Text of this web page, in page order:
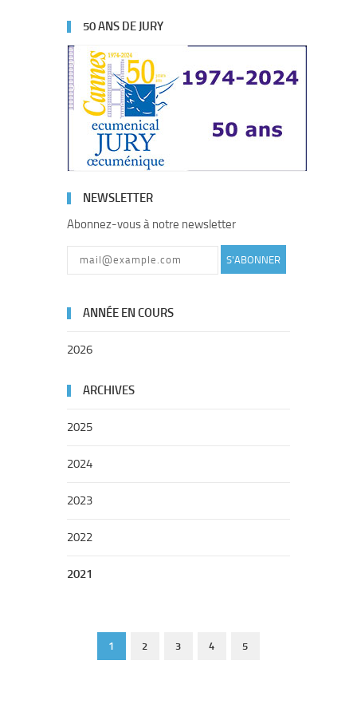
50 ANS DE JURY
NEWSLETTER
Abonnez-vous à notre newsletter
S'ABONNER
ANNÉE EN COURS
2026
ARCHIVES
2025
2024
2023
2022
2021
1 2 3 4 5